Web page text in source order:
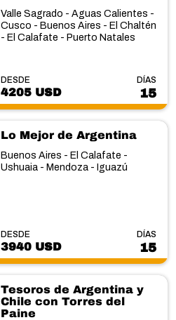
Valle Sagrado - Aguas Calientes -
Cusco - Buenos Aires - El Chaltén
- El Calafate - Puerto Natales
DESDE
4205 USD
DÍAS
15
Lo Mejor de Argentina
Buenos Aires - El Calafate -
Ushuaia - Mendoza - Iguazú
DESDE
3940 USD
DÍAS
15
Tesoros de Argentina y
Chile con Torres del
Paine